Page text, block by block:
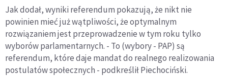
Jak dodał, wyniki referendum pokazują, że nikt nie
powinien mieć już wątpliwości, że optymalnym
rozwiązaniem jest przeprowadzenie w tym roku tylko
wyborów parlamentarnych. - To (wybory - PAP) są
referendum, które daje mandat do realnego realizowania
postulatów społecznych - podkreślił Piechociński.